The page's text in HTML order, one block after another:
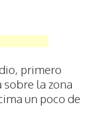
primero
sobre la zona
un poco de